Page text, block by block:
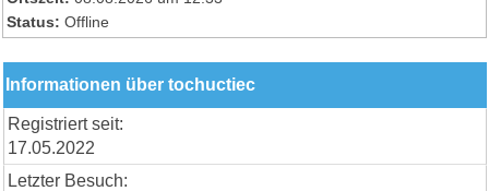
Status: Offline
Informationen über tochuctiec
Registriert seit:
17.05.2022
Letzter Besuch: